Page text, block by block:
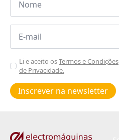
Email
Aceitar
Poiticas
de
privacidade
Li e aceito osTermos e Condições
de Privacidade.
Inscrever na newsletter